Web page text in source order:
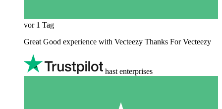
vor 1 Tag
Great Good experience with Vecteezy Thanks For Vecteezy
hast enterprises